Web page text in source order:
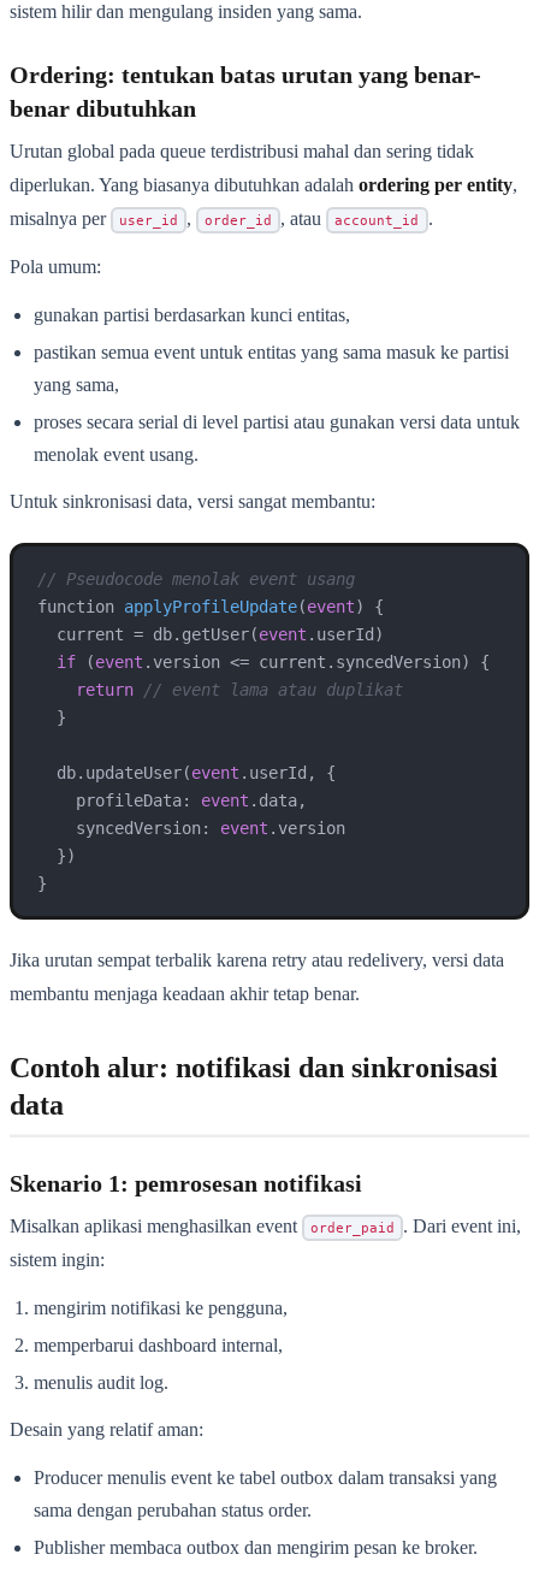
sistem hilir dan mengulang insiden yang sama.
Ordering: tentukan batas urutan yang benar-
benar dibutuhkan
Urutan global pada queue terdistribusi mahal dan sering tidak
diperlukan. Yang biasanya dibutuhkan adalah ordering per entity,
misalnya per
user_id , order_id , atau account_id .
Pola umum:
gunakan partisi berdasarkan kunci entitas,
pastikan semua event untuk entitas yang sama masuk ke partisi
yang sama,
proses secara serial di level partisi atau gunakan versi data untuk
menolak event usang.
Untuk sinkronisasi data, versi sangat membantu:
// Pseudocode menolak event usang
function applyProfileUpdate(event) {
  current = db.getUser(
event .userId)
if (event .version <= current.syncedVersion) {
return
// event lama atau duplikat
  }
  db.updateUser(
event .userId, {
    profileData:
event .data,
    syncedVersion:
event .version
  })
}
Jika urutan sempat terbalik karena retry atau redelivery, versi data
membantu menjaga keadaan akhir tetap benar.
Contoh alur: notifikasi dan sinkronisasi
data
Skenario 1: pemrosesan notifikasi
Misalkan aplikasi menghasilkan event order_paid
. Dari event ini,
sistem ingin:
mengirim notifikasi ke pengguna,
memperbarui dashboard internal,
menulis audit log.
Desain yang relatif aman:
Producer menulis event ke tabel outbox dalam transaksi yang
sama dengan perubahan status order.
Publisher membaca outbox dan mengirim pesan ke broker.